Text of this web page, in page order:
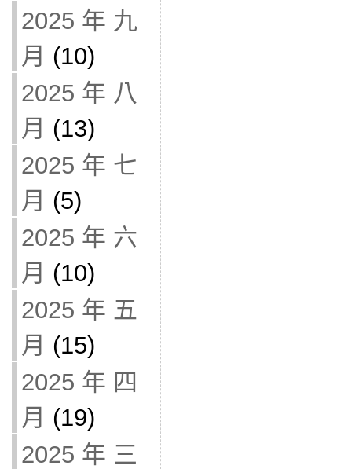
2025 年 九
月 (10)
2025 年 八
月 (13)
2025 年 七
月 (5)
2025 年 六
月 (10)
2025 年 五
月 (15)
2025 年 四
月 (19)
2025 年 三